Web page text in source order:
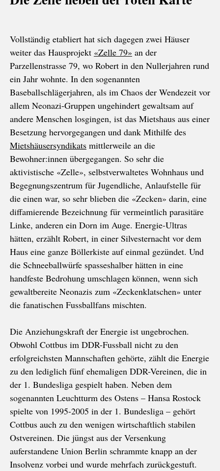
Vollständig etabliert hat sich dagegen zwei Häuser
weiter das Hausprojekt «Zelle 79» an der
Parzellenstrasse 79, wo Robert in den Nullerjahren rund
ein Jahr wohnte. In den sogenannten
Baseballschlägerjahren, als im Chaos der Wendezeit vor
allem Neonazi-Gruppen ungehindert gewaltsam auf
andere Menschen losgingen, ist das Mietshaus aus einer
Besetzung hervorgegangen und dank Mithilfe des
Mietshäusersyndikats mittlerweile an die
Bewohner:innen übergegangen. So sehr die
aktivistische «Zelle», selbstverwaltetes Wohnhaus und
Begegnungszentrum für Jugendliche, Anlaufstelle für
die einen war, so sehr blieben die «Zecken» darin, eine
diffamierende Bezeichnung für vermeintlich parasitäre
Linke, anderen ein Dorn im Auge. Energie-Ultras
hätten, erzählt Robert, in einer Silvesternacht vor dem
Haus eine ganze Böllerkiste auf einmal gezündet. Und
die Schneeballwürfe spasseshalber hätten in eine
handfeste Bedrohung umschlagen können, wenn sich
gewaltbereite Neonazis zum «Zeckenklatschen» unter
die fanatischen Fussballfans mischten.
Die Anziehungskraft der Energie ist ungebrochen.
Obwohl Cottbus im DDR-Fussball nicht zu den
erfolgreichsten Mannschaften gehörte, zählt die Energie
zu den lediglich fünf ehemaligen DDR-Vereinen, die in
der 1. Bundesliga gespielt haben. Neben dem
sogenannten Leuchtturm des Ostens – Hansa Rostock
spielte von 1995-2005 in der 1. Bundesliga – gehört
Cottbus auch zu den wenigen wirtschaftlich stabilen
Ostvereinen. Die jüngst aus der Versenkung
auferstandene Union Berlin schrammte knapp an der
Insolvenz vorbei und wurde mehrfach zurückgestuft.